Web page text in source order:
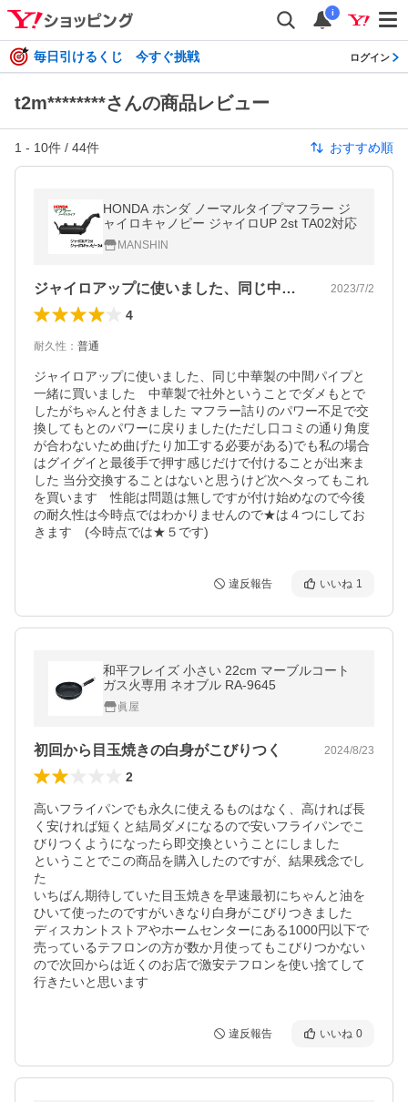
i
毎日引けるくじ 今すぐ挑戦 ログイン
t2m********さんの商品レビュー
1 - 10件 / 44件 おすすめ順
HONDA ホンダ ノーマルタイプマフラー ジ
ャイロキャノピー ジャイロUP 2st TA02対応
MANSHIN
ジャイロアップに使いました、同じ中華製… 2023/7/2
4
耐久性 ： 普通
ジャイロアップに使いました、同じ中華製の中間パイプと
一緒に買いました　中華製で社外ということでダメもとで
したがちゃんと付きました マフラー詰りのパワー不足で交
換してもとのパワーに戻りました(ただし口コミの通り角度
が合わないため曲げたり加工する必要がある)でも私の場合
はグイグイと最後手で押す感じだけで付けることが出来ま
した 当分交換することはないと思うけど次ヘタってもこれ
を買います　性能は問題は無しですが付け始めなので今後
の耐久性は今時点ではわかりませんので★は４つにしてお
きます　(今時点では★５です)
違反報告 いいね 1
和平フレイズ 小さい 22cm マーブルコート
ガス火専用 ネオブル RA-9645
眞屋
初回から目玉焼きの白身がこびりつく 2024/8/23
2
高いフライパンでも永久に使えるものはなく、高ければ長
く安ければ短くと結局ダメになるので安いフライパンでこ
びりつくようになったら即交換ということにしました
ということでこの商品を購入したのですが、結果残念でし
た
いちばん期待していた目玉焼きを早速最初にちゃんと油を
ひいて使ったのですがいきなり白身がこびりつきました
ディスカントストアやホームセンターにある1000円以下で
売っているテフロンの方が数か月使ってもこびりつかない
ので次回からは近くのお店で激安テフロンを使い捨てして
行きたいと思います
違反報告 いいね 0